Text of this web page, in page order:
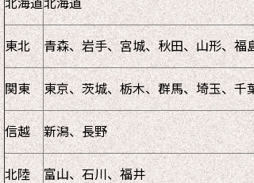
北海道北海道
東北 青森、岩手、宮城、秋田、山形、福
関東 東京、茨城、栃木、群馬、埼玉、千
信越 新潟、長野
北陸 富山、石川、福井